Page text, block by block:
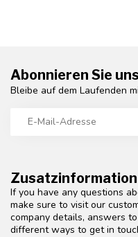
Zusatzinformation
If you have any questions
make sure to visit our
company details, answers
different ways to get in
Abonnieren Sie
Bleibe auf dem Laufenden